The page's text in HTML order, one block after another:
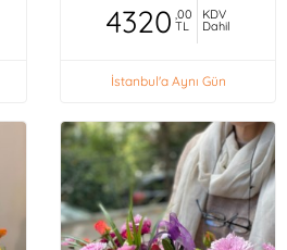
4320 ,00
TL
KDV
Dahil
İstanbul'a Aynı Gün